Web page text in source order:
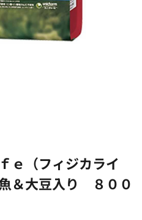
ｅ（フィジカライ
大豆入り ８００